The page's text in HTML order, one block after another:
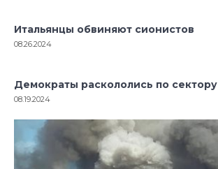
Итальянцы обвиняют сионистов
08.26.2024
Демократы раскололись по сектору
08.19.2024